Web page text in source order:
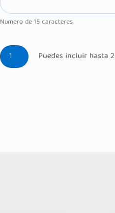
Numero de 15 caracteres